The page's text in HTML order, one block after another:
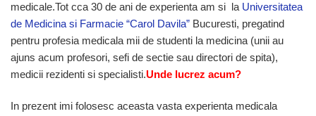
medicale.Tot cca 30 de ani de experienta am si la Universitatea
de Medicina si Farmacie “Carol Davila” Bucuresti, pregatind
pentru profesia medicala mii de studenti la medicina (unii au
ajuns acum profesori, sefi de sectie sau directori de spita),
medicii rezidenti si specialisti.Unde lucrez acum?
In prezent imi folosesc aceasta vasta experienta medicala